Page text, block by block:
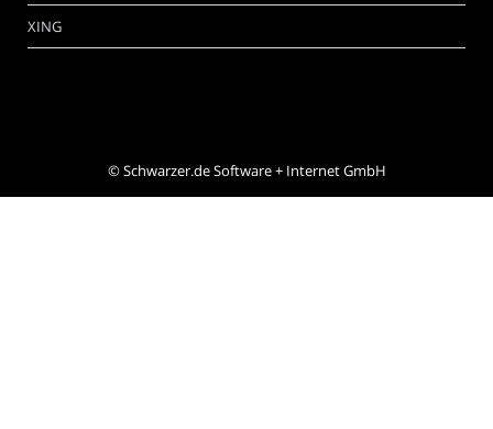
XING
©Schwarzer.de Software + Internet GmbH